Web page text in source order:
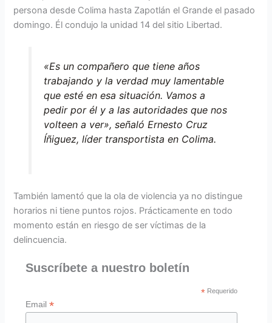
persona desde Colima hasta Zapotlán el Grande el pasado
domingo. Él condujo la unidad 14 del sitio Libertad.
«Es un compañero que tiene años
trabajando y la verdad muy lamentable
que esté en esa situación. Vamos a
pedir por él y a las autoridades que nos
volteen a ver», señaló Ernesto Cruz
Íñiguez, líder transportista en Colima.
También lamentó que la ola de violencia ya no distingue
horarios ni tiene puntos rojos. Prácticamente en todo
momento están en riesgo de ser víctimas de la
delincuencia.
Suscríbete a nuestro boletín
* Requerido
Email*